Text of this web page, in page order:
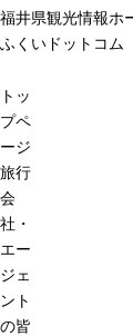
福井県観光情報ホ
ふくいドットコム
トッ
プペ
ージ
旅行
会
社・
エー
ジェ
ント
の皆